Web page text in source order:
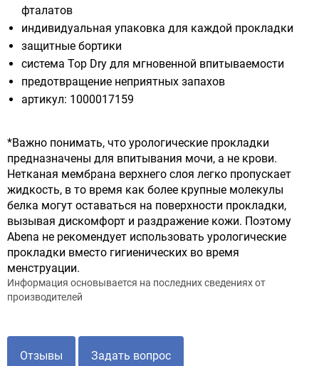
фталатов
индивидуальная упаковка для каждой прокладки
защитные бортики
система Top Dry для мгновенной впитываемости
предотвращение неприятных запахов
артикул: 1000017159
*Важно понимать, что урологические прокладки
предназначены для впитывания мочи, а не крови.
Нетканая мембрана верхнего слоя легко пропускает
жидкость, в то время как более крупные молекулы
белка могут оставаться на поверхности прокладки,
вызывая дискомфорт и раздражение кожи. Поэтому
Abena не рекомендует использовать урологические
прокладки вместо гигиенических во время
менструации.
Информация основывается на последних сведениях от
производителей
Отзывы Задать вопрос